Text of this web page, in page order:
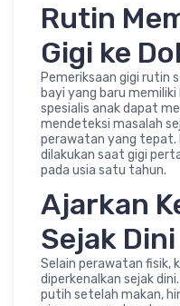
Rutin
Gigi ke
Pemeriksaan gigi rutin
bayi yang baru
spesialis anak dapat
mendeteksi masalah
perawatan yang tepat.
dilakukan saat gigi
pada usia satu tahun.
Ajarkan
Sejak Dini
Selain perawatan fisik,
diperkenalkan sejak
putih setelah makan,